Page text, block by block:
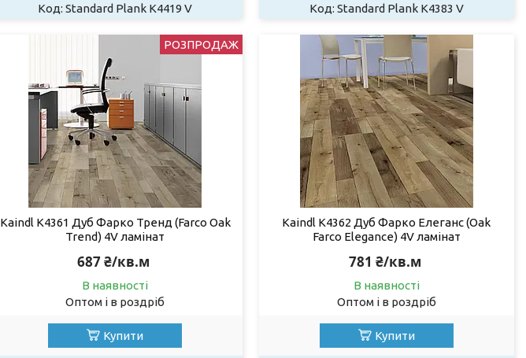
Standard Plank K4419 V Standard Plank K4383 V
РОЗПРОДАЖ
Kaindl K4361 Дуб Фарко Тренд (Farco Oak
Trend) 4V ламінат
687 ₴/кв.м
В наявності
Оптом і в роздріб
Купити
Kaindl K4362 Дуб Фарко Елеганс (Oak
Farco Elegance) 4V ламінат
781 ₴/кв.м
В наявності
Оптом і в роздріб
Купити